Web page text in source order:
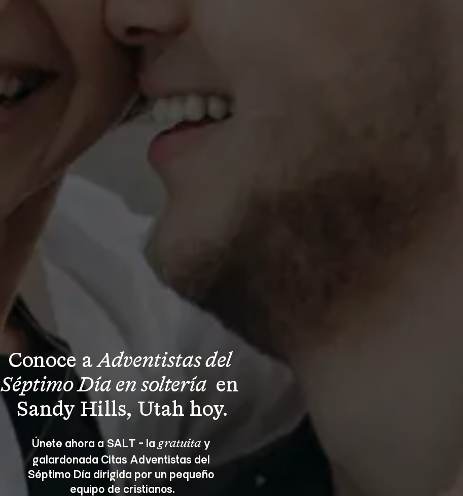
Conoce a Adventistas del
Séptimo Día en soltería en
Sandy Hills, Utah hoy.
Únete ahora a SALT - la gratuita y
galardonada Citas Adventistas del
Séptimo Día dirigida por un pequeño
equipo de cristianos.